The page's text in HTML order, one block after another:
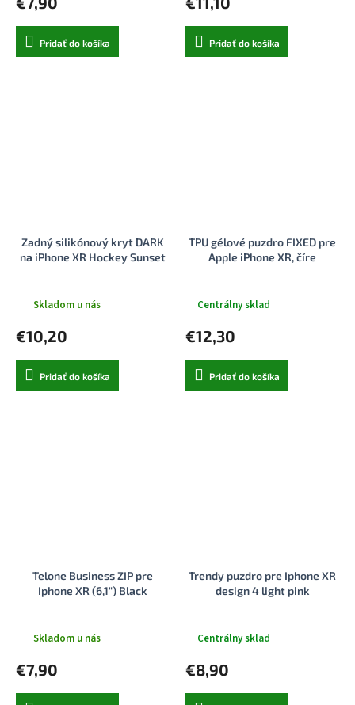
Pridať do košíka Pridať do košíka
Zadný silikónový kryt DARK
na iPhone XR Hockey Sunset
Skladom u nás
€10,20
Pridať do košíka
TPU gélové puzdro FIXED pre
Apple iPhone XR, číre
Centrálny sklad
€12,30
Pridať do košíka
Telone Business ZIP pre
Iphone XR (6,1") Black
Skladom u nás
€7,90
Trendy puzdro pre Iphone XR
design 4 light pink
Centrálny sklad
€8,90